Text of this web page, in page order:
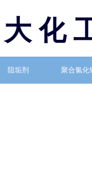
阻垢剂 聚合氯化
化